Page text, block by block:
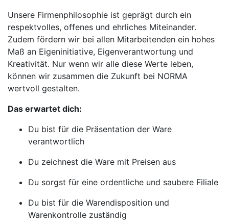
Unsere Firmenphilosophie ist geprägt durch ein
respektvolles, offenes und ehrliches Miteinander.
Zudem fördern wir bei allen Mitarbeitenden ein hohes
Maß an Eigeninitiative, Eigenverantwortung und
Kreativität. Nur wenn wir alle diese Werte leben,
können wir zusammen die Zukunft bei NORMA
wertvoll gestalten.
Das erwartet dich:
Du bist für die Präsentation der Ware
verantwortlich
Du zeichnest die Ware mit Preisen aus
Du sorgst für eine ordentliche und saubere Filiale
Du bist für die Warendisposition und
Warenkontrolle zuständig